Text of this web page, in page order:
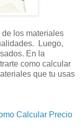
los materiales
Luego,
En la
como calcular
que tu usas
Calcular Precio